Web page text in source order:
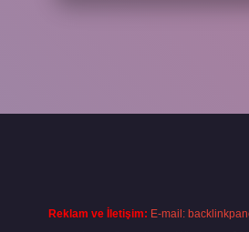
Reklam ve İletişim: E-mail: